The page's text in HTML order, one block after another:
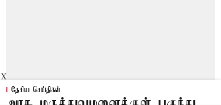
தேசிய செய்திகள்
X